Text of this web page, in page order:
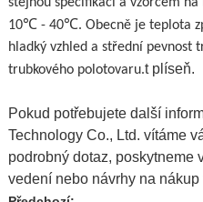
10℃ - 40℃. Obecně je teplota
hladký vzhled a střední pevnost
trubkového polotovaru.t plíseň.
Pokud potřebujete další
Technology Co., Ltd. vítáme
podrobný dotaz, poskytneme
vedení nebo návrhy na nákup